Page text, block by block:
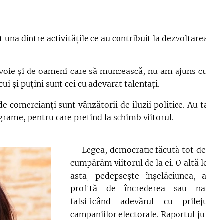
dintre activitățile ce au contribuit la
și de oameni care să muncească, nu am ajuns
și puțini sunt cei cu adevarat talentați.
sunt vânzătorii de iluzii politice. Au
pentru care pretind la schimb viitorul.
Legea, democratic făcută tot de
cumpărăm viitorul de la ei. O altă
asta, pedepsește înșelăciunea,
profită de încrederea sau
falsificând adevărul cu
campaniilor electorale. Raportul